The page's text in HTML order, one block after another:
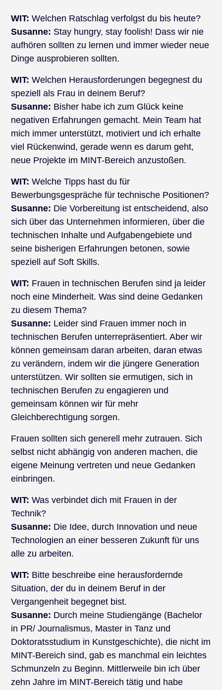
WIT: Welchen Ratschlag verfolgst du bis heute?
Susanne: Stay hungry, stay foolish! Dass wir nie
aufhören sollten zu lernen und immer wieder neue
Dinge ausprobieren sollten.
WIT: Welchen Herausforderungen begegnest du
speziell als Frau in deinem Beruf?
Susanne: Bisher habe ich zum Glück keine
negativen Erfahrungen gemacht. Mein Team hat
mich immer unterstützt, motiviert und ich erhalte
viel Rückenwind, gerade wenn es darum geht,
neue Projekte im MINT-Bereich anzustoßen.
WIT: Welche Tipps hast du für
Bewerbungsgespräche für technische Positionen?
Susanne: Die Vorbereitung ist entscheidend, also
sich über das Unternehmen informieren, über die
technischen Inhalte und Aufgabengebiete und
seine bisherigen Erfahrungen betonen, sowie
speziell auf Soft Skills.
WIT: Frauen in technischen Berufen sind ja leider
noch eine Minderheit. Was sind deine Gedanken
zu diesem Thema?
Susanne: Leider sind Frauen immer noch in
technischen Berufen unterrepräsentiert. Aber wir
können gemeinsam daran arbeiten, daran etwas
zu verändern, indem wir die jüngere Generation
unterstützen. Wir sollten sie ermutigen, sich in
technischen Berufen zu engagieren und
gemeinsam können wir für mehr
Gleichberechtigung sorgen.
Frauen sollten sich generell mehr zutrauen. Sich
selbst nicht abhängig von anderen machen, die
eigene Meinung vertreten und neue Gedanken
einbringen.
WIT: Was verbindet dich mit Frauen in der
Technik?
Susanne: Die Idee, durch Innovation und neue
Technologien an einer besseren Zukunft für uns
alle zu arbeiten.
WIT: Bitte beschreibe eine herausfordernde
Situation, der du in deinem Beruf in der
Vergangenheit begegnet bist.
Susanne: Durch meine Studiengänge (Bachelor
in PR/ Journalismus, Master in Tanz und
Doktoratsstudium in Kunstgeschichte), die nicht im
MINT-Bereich sind, gab es manchmal ein leichtes
Schmunzeln zu Beginn. Mittlerweile bin ich über
zehn Jahre im MINT-Bereich tätig und habe